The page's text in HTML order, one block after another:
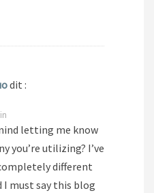
dit :
letting me know
you’re utilizing? I’ve
different
must say this blog